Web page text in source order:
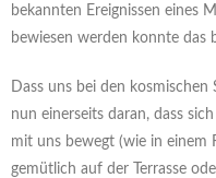
bekannten Ereignissen eines
bewiesen werden konnte das
Dass uns bei den
nun einerseits daran, dass
mit uns bewegt (wie in einem
gemütlich auf der Terrasse